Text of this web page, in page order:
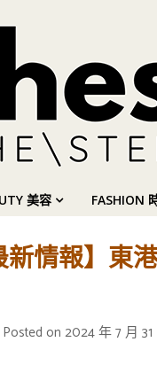
美容 FASHION
新情報】
Posted on 2024 年 7 月 31